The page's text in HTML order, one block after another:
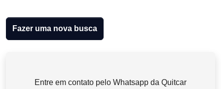
Fazer uma nova busca
Entre em contato pelo Whatsapp da Quitcar